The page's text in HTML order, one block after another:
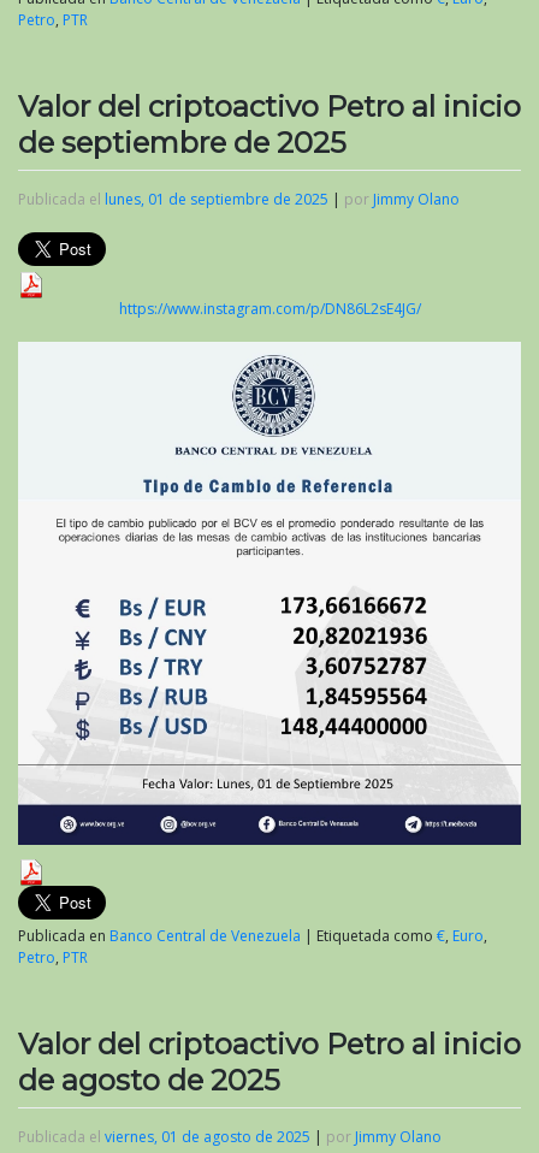
Petro, PTR
Valor del criptoactivo Petro al inicio
de septiembre de 2025
Publicada el lunes, 01 de septiembre de 2025 | por Jimmy Olano
https://www.instagram.com/p/DN86L2sE4JG/
Publicada en Banco Central de Venezuela | Etiquetada como €, Euro,
Petro, PTR
Valor del criptoactivo Petro al inicio
de agosto de 2025
Publicada el viernes, 01 de agosto de 2025 | por Jimmy Olano